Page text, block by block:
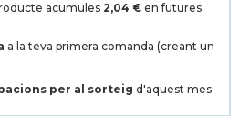
acumules 2,04 € en futures
a la teva primera comanda (creant un
per al sorteig d'aquest mes